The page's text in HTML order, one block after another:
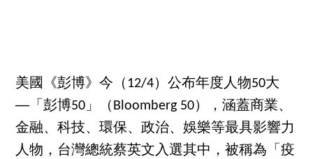
美國《彭博》今（12/4）公布年度人物50大
──「彭博50」（Bloomberg 50），涵蓋商業、
金融、科技、環保、政治、娛樂等最具影響力
人物，台灣總統蔡英文入選其中，被稱為「疫